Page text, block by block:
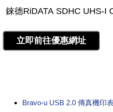
Bravo-u USB 2.0 傳真機印